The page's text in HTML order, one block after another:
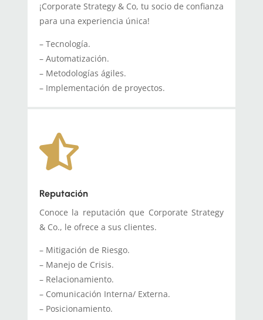
¡Corporate Strategy & Co, tu socio de confianza
para una experiencia única!
– Tecnología.
– Automatización.
– Metodologías ágiles.
– Implementación de proyectos.

Reputación
Conoce la reputación que Corporate Strategy
& Co., le ofrece a sus clientes.
– Mitigación de Riesgo.
– Manejo de Crisis.
– Relacionamiento.
– Comunicación Interna/ Externa.
– Posicionamiento.